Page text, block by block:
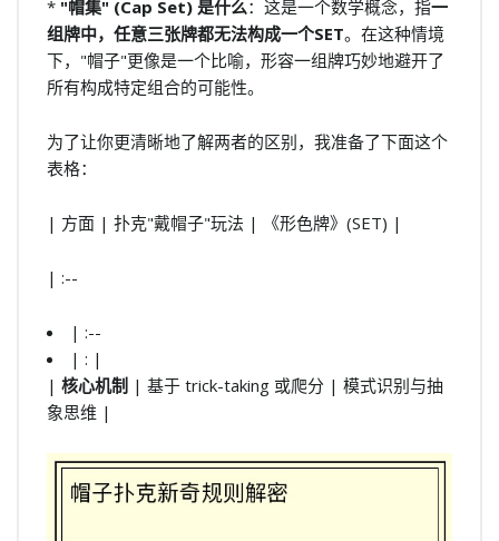
* "帽集" (Cap Set) 是什么：这是一个数学概念，指一
组牌中，任意三张牌都无法构成一个SET。在这种情境
下，"帽子"更像是一个比喻，形容一组牌巧妙地避开了
所有构成特定组合的可能性。
为了让你更清晰地了解两者的区别，我准备了下面这个
表格：
| 方面 | 扑克"戴帽子"玩法 | 《形色牌》(SET) |
| :--
| :--
| : |
| 核心机制 | 基于 trick-taking 或爬分 | 模式识别与抽
象思维 |